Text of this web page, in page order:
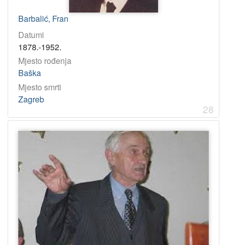
Barbalić, Fran
Datumi
1878.-1952.
Mjesto rođenja
Baška
Mjesto smrti
Zagreb
28